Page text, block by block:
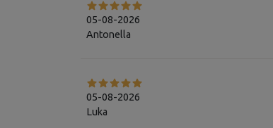
05-08-2026
Antonella
05-08-2026
Luka